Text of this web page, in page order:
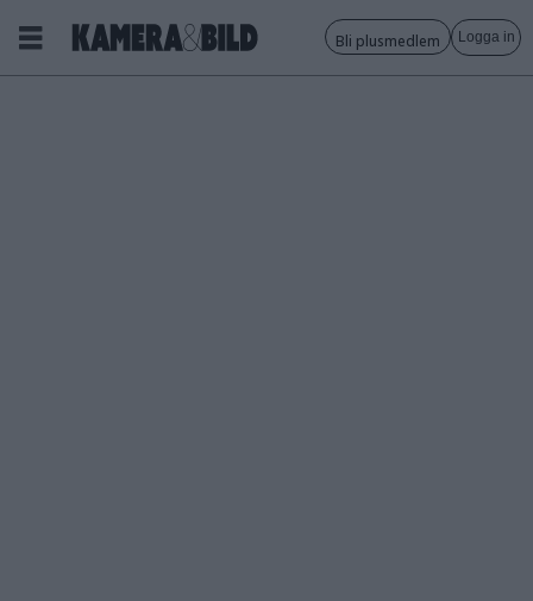
Bli plusmedlem Logga in